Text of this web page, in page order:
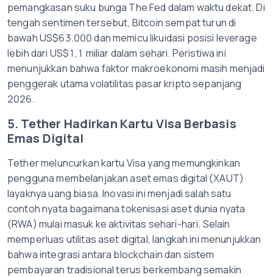
pemangkasan suku bunga The Fed dalam waktu dekat. Di
tengah sentimen tersebut, Bitcoin sempat turun di
bawah US$63.000 dan memicu likuidasi posisi leverage
lebih dari US$1,1 miliar dalam sehari. Peristiwa ini
menunjukkan bahwa faktor makroekonomi masih menjadi
penggerak utama volatilitas pasar kripto sepanjang
2026.
5. Tether Hadirkan Kartu Visa Berbasis
Emas Digital
Tether meluncurkan kartu Visa yang memungkinkan
pengguna membelanjakan aset emas digital (XAUT)
layaknya uang biasa. Inovasi ini menjadi salah satu
contoh nyata bagaimana tokenisasi aset dunia nyata
(RWA) mulai masuk ke aktivitas sehari-hari. Selain
memperluas utilitas aset digital, langkah ini menunjukkan
bahwa integrasi antara blockchain dan sistem
pembayaran tradisional terus berkembang semakin